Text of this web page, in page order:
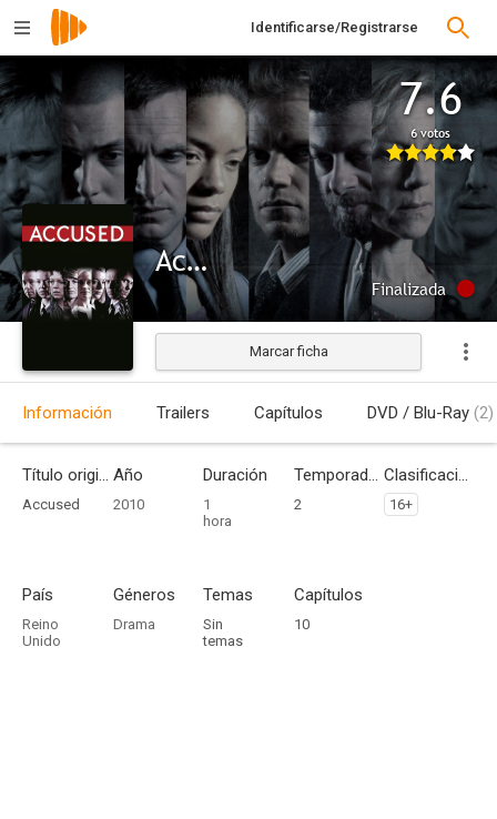
Identificarse/Registrarse
7.6
6 votos
Accused
Finalizada
Marcar ficha
Información Trailers Capítulos DVD / Blu-Ray (2)
Título original
Accused
Año
2010
Duración
1
hora
Temporadas
2
Clasificación por edades
16+
País
Reino
Unido
Géneros
Drama
Temas
Sin
temas
Capítulos
10